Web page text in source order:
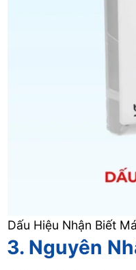
Dấu Hiệu Nhận Biết
3. Nguyên